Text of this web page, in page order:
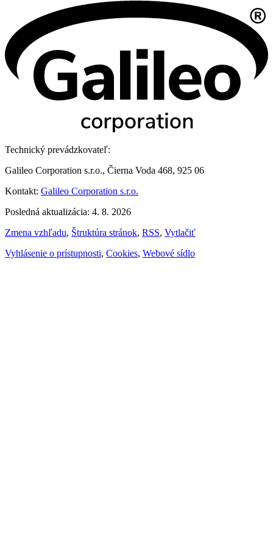
Technický prevádzkovateľ:
Galileo Corporation s.r.o., Čierna Voda 468, 925 06
Kontakt: Galileo Corporation s.r.o.
Posledná aktualizácia: 4. 8. 2026
Zmena vzhľadu, Štruktúra stránok, RSS, Vytlačiť
Vyhlásenie o prístupnosti, Cookies, Webové sídlo